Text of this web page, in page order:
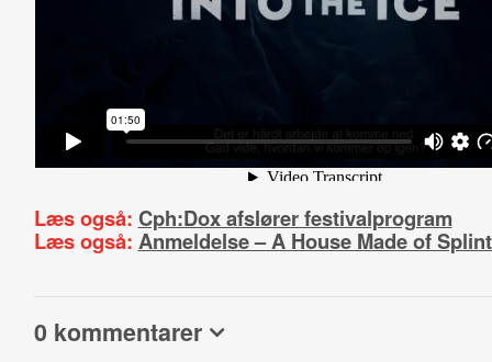
Læs også: Cph:Dox afslører festivalprogram
Læs også: Anmeldelse – A House Made of
0 kommentarer